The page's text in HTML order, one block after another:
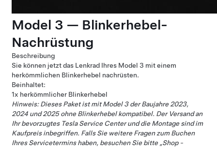
Model 3 — Blinkerhebel-
Nachrüstung
Beschreibung
Sie können jetzt das Lenkrad Ihres Model 3 mit einem
herkömmlichen Blinkerhebel nachrüsten.
Beinhaltet:
1x herkömmlicher Blinkerhebel
Hinweis: Dieses Paket ist mit Model 3 der Baujahre 2023,
2024 und 2025 ohne Blinkerhebel kompatibel. Der Versand an
Ihr bevorzugtes Tesla Service Center und die Montage sind im
Kaufpreis inbegriffen. Falls Sie weitere Fragen zum Buchen
Ihres Servicetermins haben, besuchen Sie bitte „Shop -